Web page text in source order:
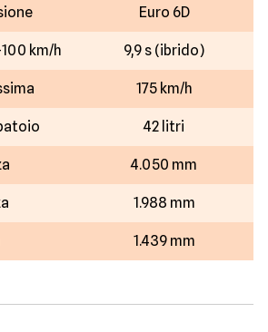
Euro 6D
km/h 9,9 s (ibrido)
175 km/h
42 litri
4.050 mm
1.988 mm
1.439 mm